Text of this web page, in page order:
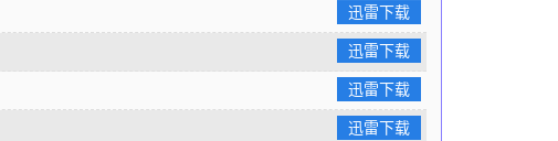
迅雷下载
迅雷下载
迅雷下载
迅雷下载